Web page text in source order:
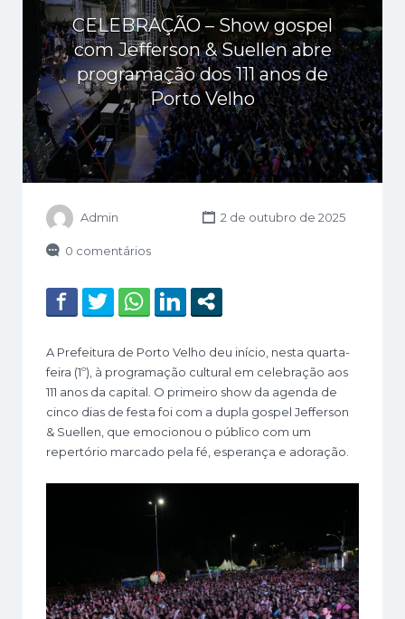
CELEBRAÇÃO – Show gospel
com Jefferson & Suellen abre
programação dos 111 anos de
Porto Velho
Admin 2 de outubro de 2025
0 comentários
A Prefeitura de Porto Velho deu início, nesta quarta-
feira (1º), à programação cultural em celebração aos
111 anos da capital. O primeiro show da agenda de
cinco dias de festa foi com a dupla gospel Jefferson
& Suellen, que emocionou o público com um
repertório marcado pela fé, esperança e adoração.